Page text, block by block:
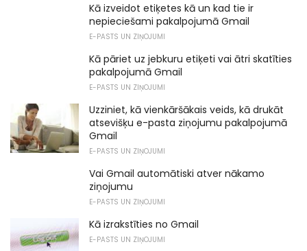
Kā izveidot etiķetes kā un kad tie ir
nepieciešami pakalpojumā Gmail
E-PASTS UN ZIŅOJUMI
Kā pāriet uz jebkuru etiķeti vai ātri skatīties
pakalpojumā Gmail
E-PASTS UN ZIŅOJUMI
Uzziniet, kā vienkāršākais veids, kā drukāt
atsevišķu e-pasta ziņojumu pakalpojumā
Gmail
E-PASTS UN ZIŅOJUMI
Vai Gmail automātiski atver nākamo
ziņojumu
E-PASTS UN ZIŅOJUMI
Kā izrakstīties no Gmail
E-PASTS UN ZIŅOJUMI